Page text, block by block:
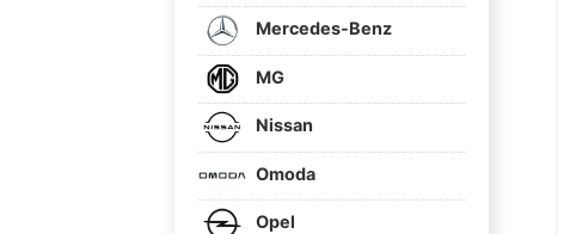
Mercedes-Benz
MG
Nissan
Omoda
Opel